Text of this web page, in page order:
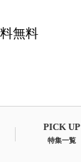
無料
PICK UP
特集一覧